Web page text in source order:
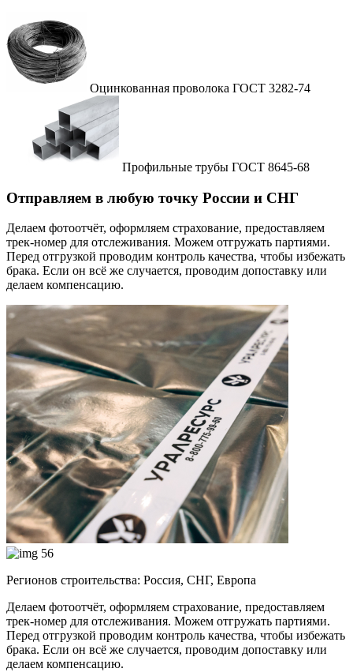
Оцинкованная проволока ГОСТ 3282-74
Профильные трубы ГОСТ 8645-68
Отправляем в любую точку России и СНГ
Делаем фотоотчёт, оформляем страхование, предоставляем
трек-номер для отслеживания. Можем отгружать партиями.
Перед отгрузкой проводим контроль качества, чтобы избежать
брака. Если он всё же случается, проводим допоставку или
делаем компенсацию.
56
Регионов строительства: Россия, СНГ, Европа
Делаем фотоотчёт, оформляем страхование, предоставляем
трек-номер для отслеживания. Можем отгружать партиями.
Перед отгрузкой проводим контроль качества, чтобы избежать
брака. Если он всё же случается, проводим допоставку или
делаем компенсацию.